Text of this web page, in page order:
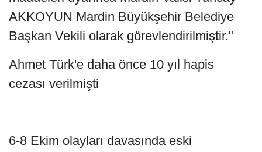
AKKOYUN Mardin Büyükşehir Belediye
Başkan Vekili olarak görevlendirilmiştir."
Ahmet Türk'e daha önce 10 yıl hapis
cezası verilmişti
6-8 Ekim olayları davasında eski